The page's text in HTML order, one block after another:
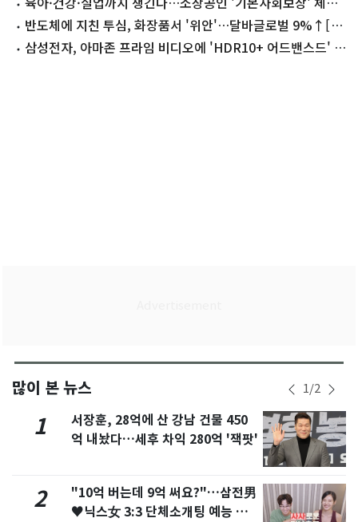
구축반도체에 지친 투심, 화장품서 '위안'…달바글로벌 9%↑[핫
종목]
삼성전자, 아마존 프라임 비디오에 'HDR10+ 어드밴스드' 적
많이 본 뉴스 1/2
1
서장훈, 28억에 산 강남 건물 450
억 내놨다…세후 차익 280억 '잭팟'
2
"10억 버는데 9억 써요?"…삼전男
♥닉스女 3:3 단체소개팅 예능 화